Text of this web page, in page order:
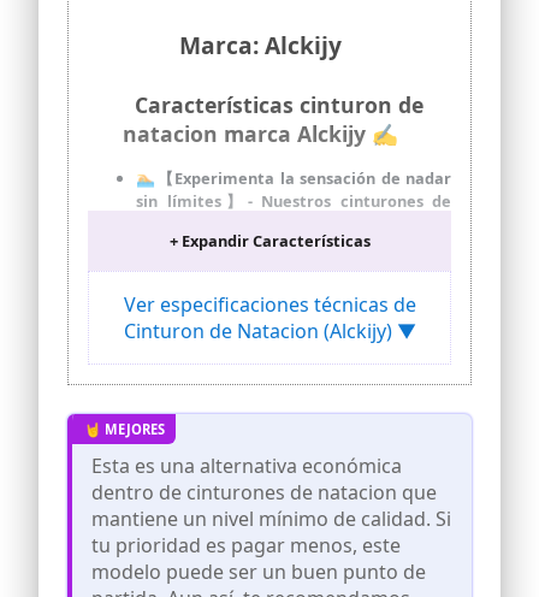
Marca: Alckijy
Características cinturon de
natacion marca Alckijy ✍
🏊【Experimenta la sensación de nadar
sin límites】- Nuestros cinturones de
piscina infinita, incluso si tienes espacio
limitado. Gracias a sus propiedades
altamente elásticas, son perfectos para
el entrenamiento de aceleración hacia
adelante y permiten mejorar
eficazmente la resistencia, la velocidad
correa ajustable que se adapta a tallas
de hasta 150 cm, nuestros cinturones
ofrecen el máximo confort durante el
entrenamiento en la piscina. Fabricados
con un material resistente de tubo de
bungee con caucho natural y una
espuma inflable gruesa, garantizan
durabilidad y comodidad al mismo
+ Expandir Características
Ver especificaciones técnicas de
Cinturon de Natacion (Alckijy) ▼
Esta es una alternativa económica
dentro de cinturones de natacion que
mantiene un nivel mínimo de calidad. Si
tu prioridad es pagar menos, este
modelo puede ser un buen punto de